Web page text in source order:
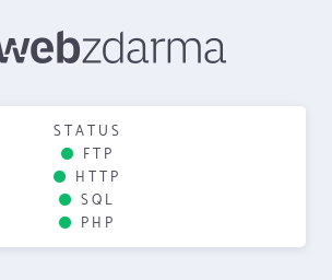
STATUS
FTP
HTTP
SQL
PHP